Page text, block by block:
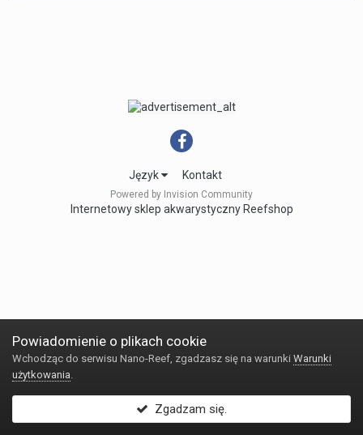
Język Kontakt
Powered by Invision Community
Internetowy sklep akwarystyczny Reefshop
Powiadomienie o plikach cookie
Wchodząc do serwisu Nano-Reef, zgadzasz się na warunki Warunki
użytkowania.
Zgadzam się.